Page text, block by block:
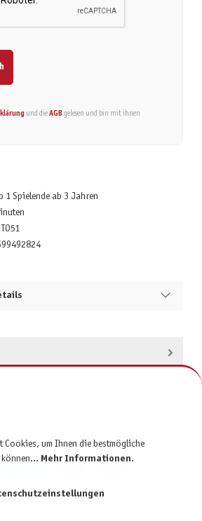
und die AGBgelesen und bin mit ihnen
1 Spielende ab 3 Jahren
Cookies, um Ihnen die bestmögliche
Mehr Informationen.